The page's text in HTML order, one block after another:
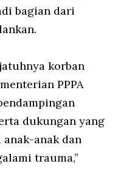
bagian dari
korban
PPPA
dukungan yang
anak dan
trauma,”